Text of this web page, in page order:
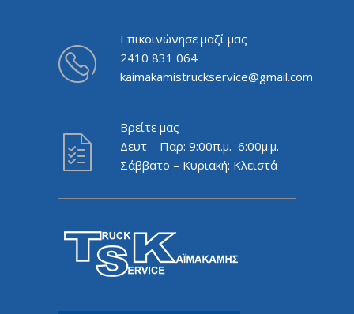
Επικοινώνησε μαζί μας
2410 831 064
kaimakamistruckservice@gmail.com
Βρείτε μας
Δευτ – Παρ: 9:00π.μ.–6:00μ.μ.
Σάββατο – Κυριακή: Κλειστά